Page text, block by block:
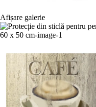
Afișare galerie